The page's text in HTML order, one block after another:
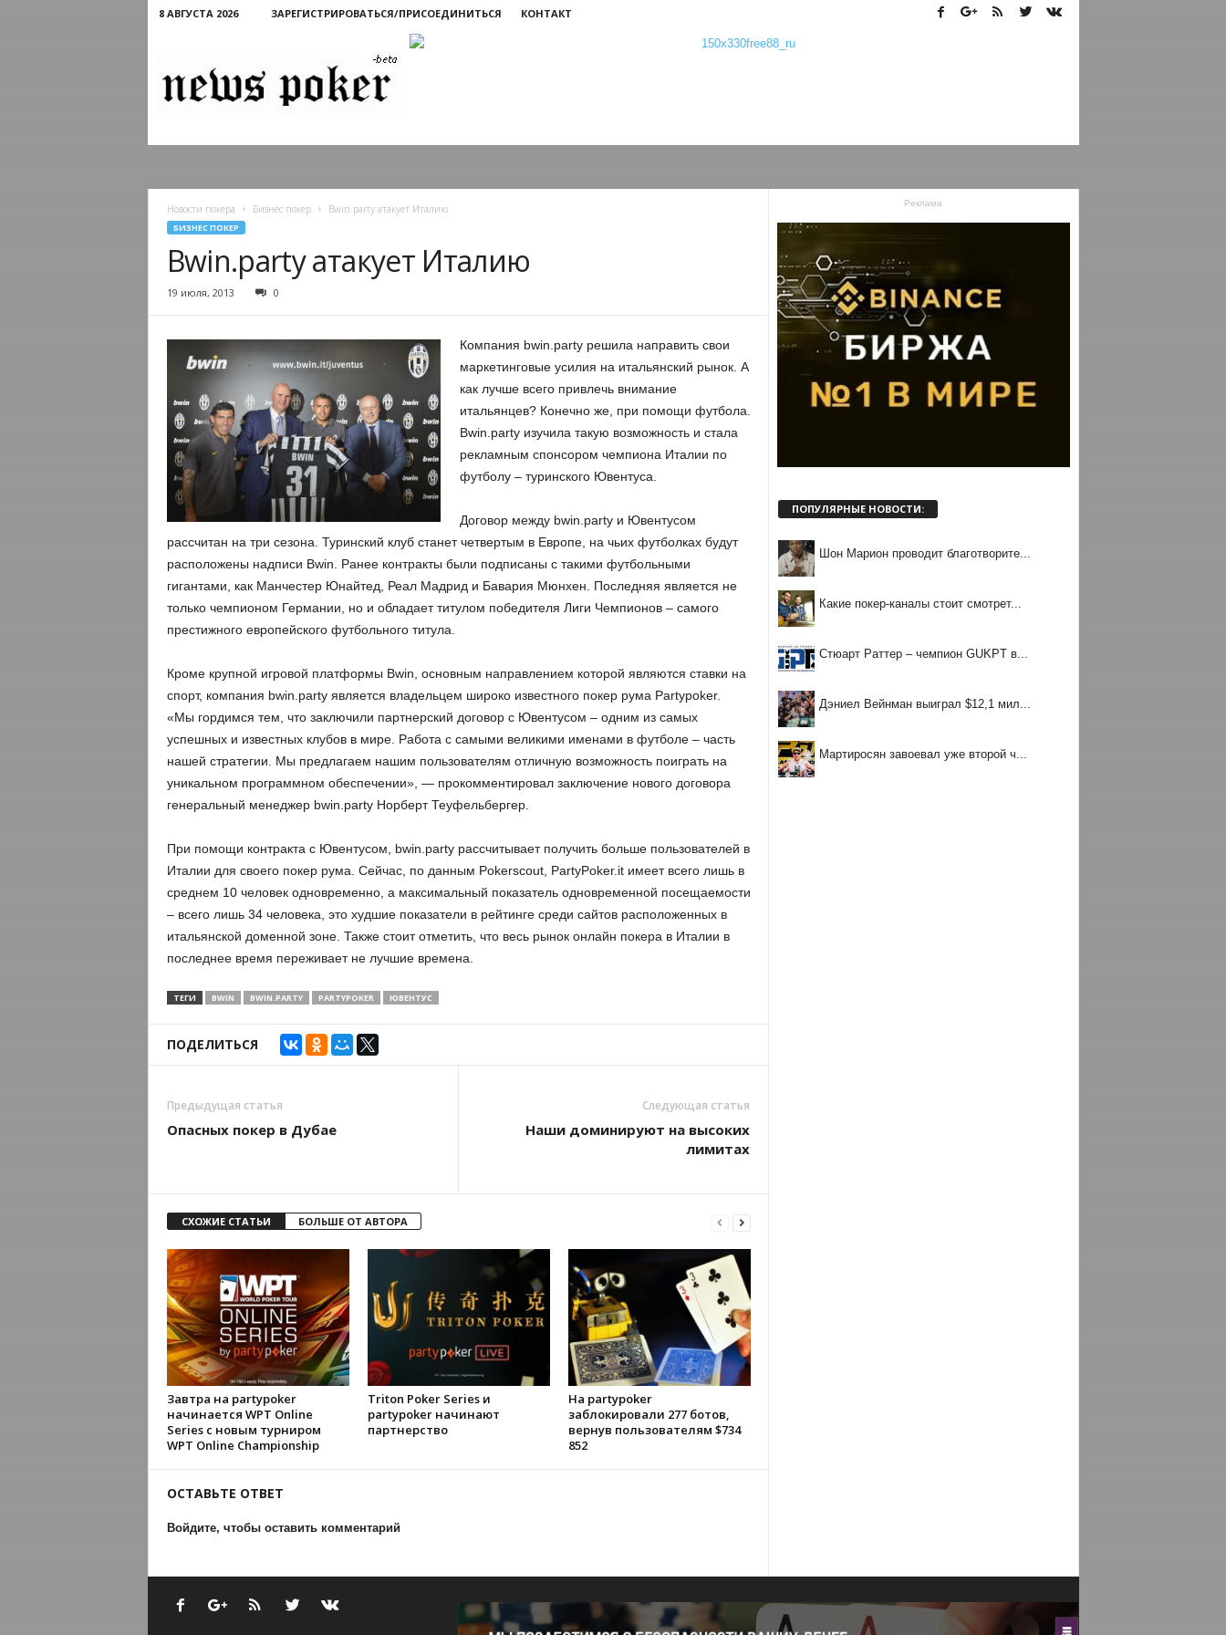
8 АВГУСТА 2026 ЗАРЕГИСТРИРОВАТЬСЯ/ПРИСОЕДИНИТЬСЯ КОНТАКТ
Новости покера Бизнес покер Bwin.party атакует Италию
БИЗНЕС ПОКЕР
Bwin.party атакует Италию
19 июля, 2013 0
Компания bwin.party решила направить свои
маркетинговые усилия на итальянский рынок. А
как лучше всего привлечь внимание
итальянцев? Конечно же, при помощи футбола.
Bwin.party изучила такую возможность и стала
рекламным спонсором чемпиона Италии по
футболу – туринского Ювентуса.
Договор между bwin.party и Ювентусом
рассчитан на три сезона. Туринский клуб станет четвертым в Европе, на чьих футболках будут
расположены надписи Bwin. Ранее контракты были подписаны с такими футбольными
гигантами, как Манчестер Юнайтед, Реал Мадрид и Бавария Мюнхен. Последняя является не
только чемпионом Германии, но и обладает титулом победителя Лиги Чемпионов – самого
престижного европейского футбольного титула.
Кроме крупной игровой платформы Bwin, основным направлением которой являются ставки на
спорт, компания bwin.party является владельцем широко известного покер рума Partypoker.
«Мы гордимся тем, что заключили партнерский договор с Ювентусом – одним из самых
успешных и известных клубов в мире. Работа с самыми великими именами в футболе – часть
нашей стратегии. Мы предлагаем нашим пользователям отличную возможность поиграть на
уникальном программном обеспечении», — прокомментировал заключение нового договора
генеральный менеджер bwin.party Норберт Теуфельбергер.
При помощи контракта с Ювентусом, bwin.party рассчитывает получить больше пользователей в
Италии для своего покер рума. Сейчас, по данным Pokerscout, PartyPoker.it имеет всего лишь в
среднем 10 человек одновременно, а максимальный показатель одновременной посещаемости
– всего лишь 34 человека, это худшие показатели в рейтинге среди сайтов расположенных в
итальянской доменной зоне. Также стоит отметить, что весь рынок онлайн покера в Италии в
последнее время переживает не лучшие времена.
ТЕГИ BWIN BWIN.PARTY PARTYPOKER ЮВЕНТУС
ПОДЕЛИТЬСЯ
Предыдущая статья
Опасных покер в Дубае
Следующая статья
Наши доминируют на высоких
лимитах
СХОЖИЕ СТАТЬИ БОЛЬШЕ ОТ АВТОРА
Завтра на partypoker
начинается WPT Online
Series с новым турниром
WPT Online Championship
Triton Poker Series и
partypoker начинают
партнерство
На partypoker
заблокировали 277 ботов,
вернув пользователям $734
852
ОСТАВЬТЕ ОТВЕТ
Войдите, чтобы оставить комментарий
Реклама
ПОПУЛЯРНЫЕ НОВОСТИ:
Шон Марион проводит благотворите...
Какие покер-каналы стоит смотрет...
Стюарт Раттер – чемпион GUKPT в...
Дэниел Вейнман выиграл $12,1 мил...
Мартиросян завоевал уже второй ч...